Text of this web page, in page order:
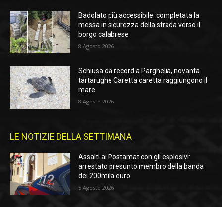
Badolato più accessibile: completata la
messa in sicurezza della strada verso il
borgo calabrese
8 Agosto 2026
Schiusa da record a Parghelia, novanta
tartarughe Caretta caretta raggiungono il
mare
8 Agosto 2026
LE NOTIZIE DELLA SETTIMANA
Assalti ai Postamat con gli esplosivi:
arrestato presunto membro della banda
dei 200mila euro
5 Agosto 2026